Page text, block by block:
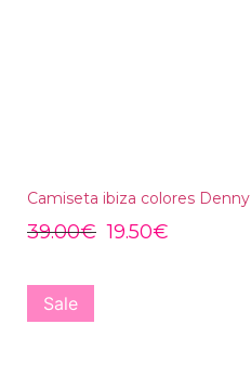
Camiseta ibiza colores Denny
39.00€ 19.50€
Sale